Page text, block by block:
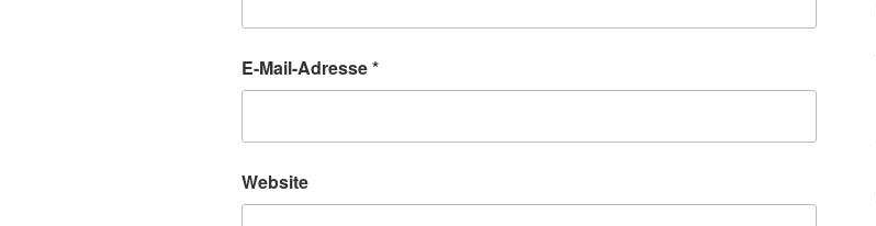
E-Mail-Adresse*
Website